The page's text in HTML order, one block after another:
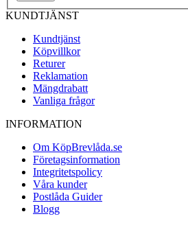
KUNDTJÄNST
Kundtjänst
Köpvillkor
Returer
Reklamation
Mängdrabatt
Vanliga frågor
INFORMATION
Om KöpBrevlåda.se
Företagsinformation
Integritetspolicy
Våra kunder
Postlåda Guider
Blogg